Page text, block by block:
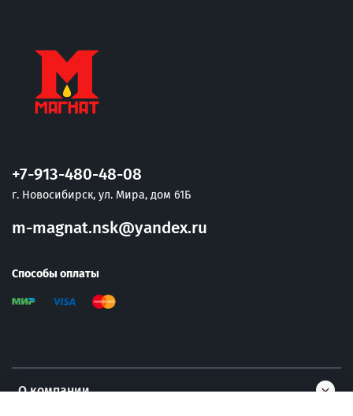
О компании
+7-913-480-48-08
г. Новосибирск, ул. Мира, дом 61Б
m-magnat.nsk@yandex.ru
Способы оплаты